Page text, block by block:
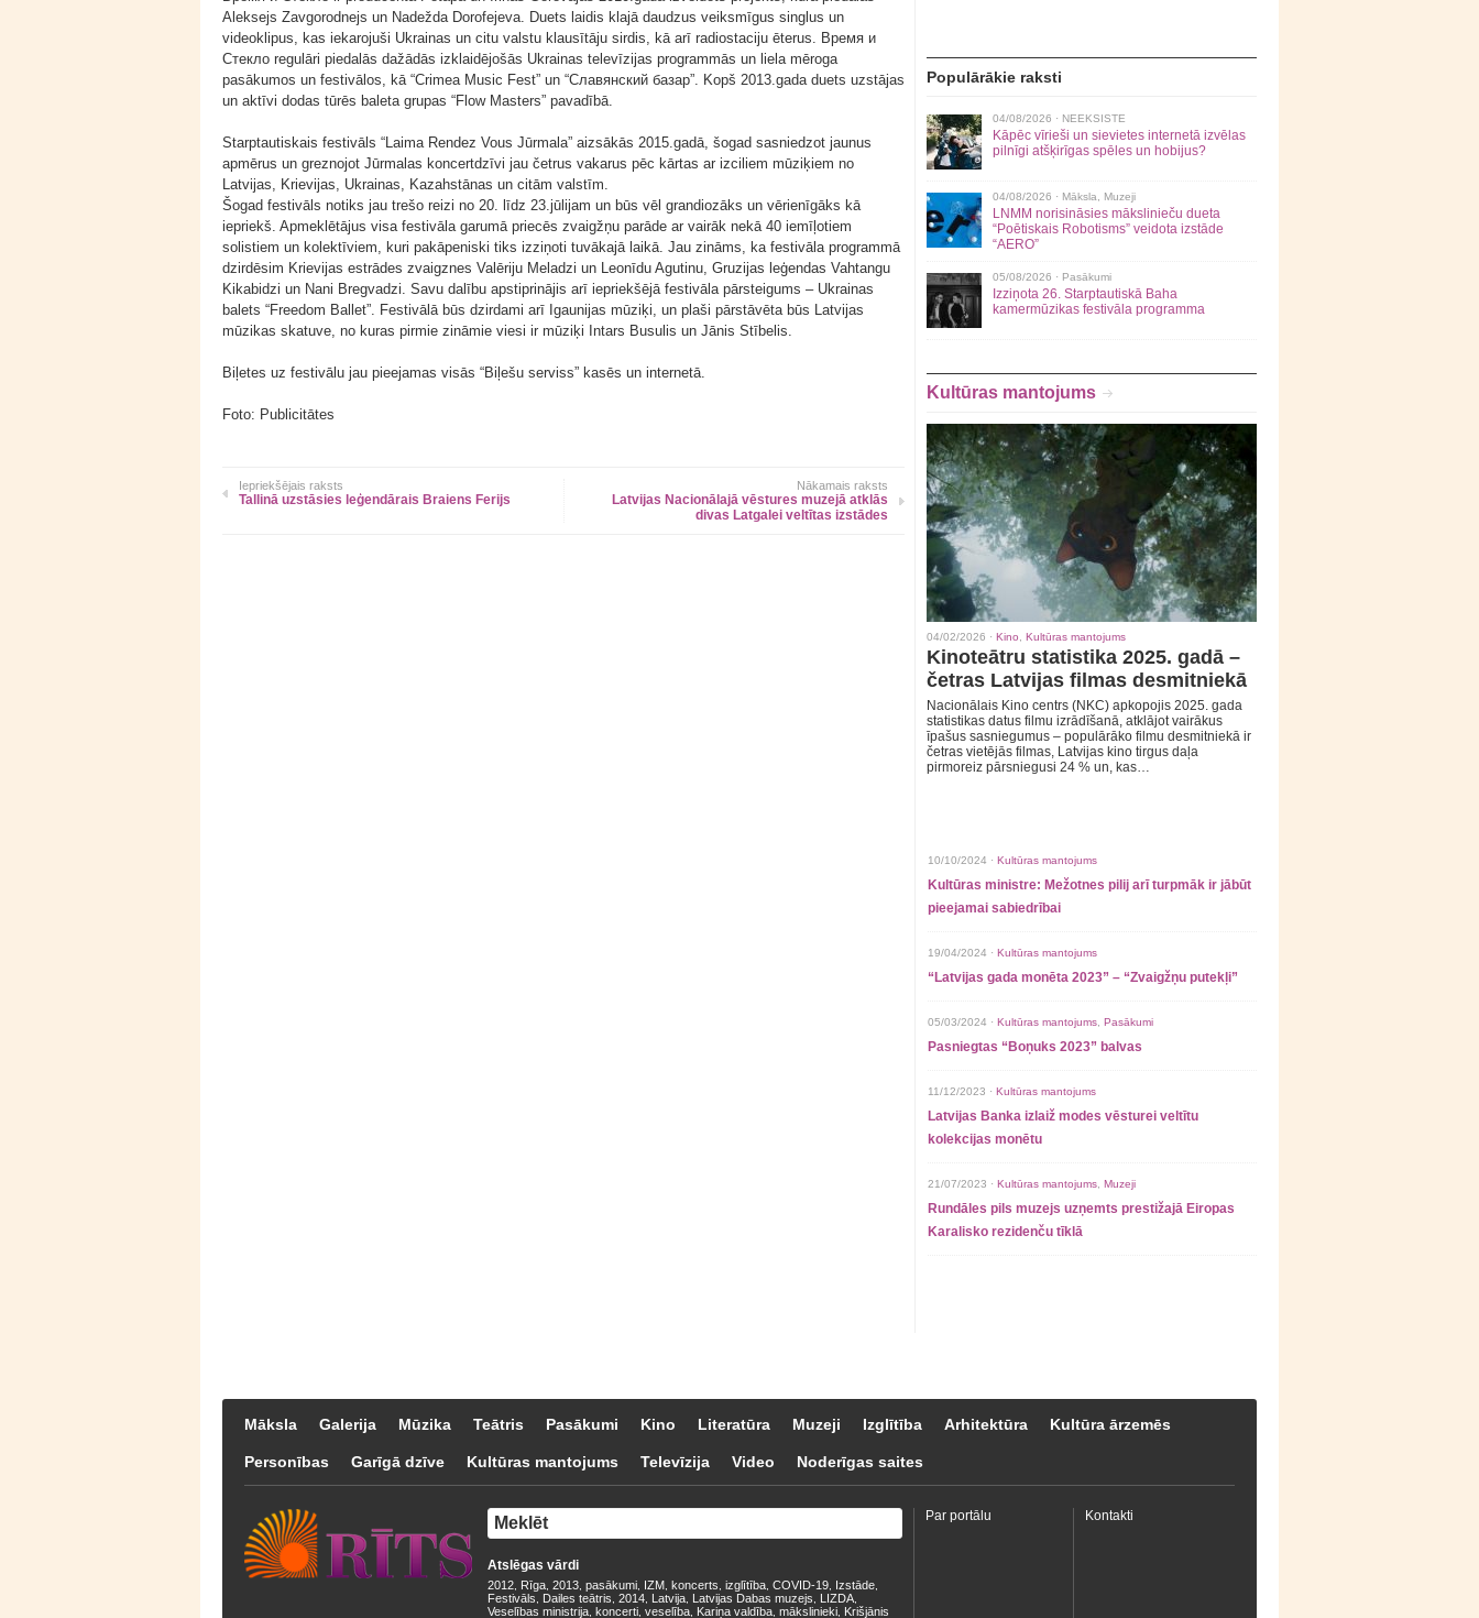
Aleksejs Zavgorodnejs un Nadežda Dorofejeva. Duets laidis klajā daudzus veiksmīgus singlus un
videoklipus, kas iekarojuši Ukrainas un citu valstu klausītāju sirdis, kā arī radiostaciju ēterus. Время и
Стекло regulāri piedalās dažādās izklaidējošās Ukrainas televīzijas programmās un liela mēroga
pasākumos un festivālos, kā “Crimea Music Fest” un “Славянский базар”. Kopš 2013.gada duets uzstājas
un aktīvi dodas tūrēs baleta grupas “Flow Masters” pavadībā.
Starptautiskais festivāls “Laima Rendez Vous Jūrmala” aizsākās 2015.gadā, šogad sasniedzot jaunus
apmērus un greznojot Jūrmalas koncertdzīvi jau četrus vakarus pēc kārtas ar izciliem mūziķiem no
Latvijas, Krievijas, Ukrainas, Kazahstānas un citām valstīm.
Šogad festivāls notiks jau trešo reizi no 20. līdz 23.jūlijam un būs vēl grandiozāks un vērienīgāks kā
iepriekš. Apmeklētājus visa festivāla garumā priecēs zvaigžņu parāde ar vairāk nekā 40 iemīļotiem
solistiem un kolektīviem, kuri pakāpeniski tiks izziņoti tuvākajā laikā. Jau zināms, ka festivāla programmā
dzirdēsim Krievijas estrādes zvaigznes Valēriju Meladzi un Leonīdu Agutinu, Gruzijas leģendas Vahtangu
Kikabidzi un Nani Bregvadzi. Savu dalību apstiprinājis arī iepriekšējā festivāla pārsteigums – Ukrainas
balets “Freedom Ballet”. Festivālā būs dzirdami arī Igaunijas mūziķi, un plaši pārstāvēta būs Latvijas
mūzikas skatuve, no kuras pirmie zināmie viesi ir mūziķi Intars Busulis un Jānis Stībelis.
Biļetes uz festivālu jau pieejamas visās “Biļešu serviss” kasēs un internetā.
Foto: Publicitātes
Iepriekšējais raksts
Tallinā uzstāsies leģendārais Braiens Ferijs
Nākamais raksts
Latvijas Nacionālajā vēstures muzejā atklās
divas Latgalei veltītas izstādes
Populārākie raksti
04/08/2026 · NEEKSISTE
Kāpēc vīrieši un sievietes internetā izvēlas
pilnīgi atšķirīgas spēles un hobijus?
04/08/2026 · Māksla Muzeji
LNMM norisināsies mākslinieču dueta
“Poētiskais Robotisms” veidota izstāde
“AERO”
05/08/2026 · Pasākumi
Izziņota 26. Starptautiskā Baha
kamermūzikas festivāla programma
Kultūras mantojums
04/02/2026 · Kino Kultūras mantojums
Kinoteātru statistika 2025. gadā –
četras Latvijas filmas desmitniekā
Nacionālais Kino centrs (NKC) apkopojis 2025. gada
statistikas datus filmu izrādīšanā, atklājot vairākus
īpašus sasniegumus – populārāko filmu desmitniekā ir
četras vietējās filmas, Latvijas kino tirgus daļa
pirmoreiz pārsniegusi 24 % un, kas…
10/10/2024 · Kultūras mantojums
Kultūras ministre: Mežotnes pilij arī turpmāk ir jābūt
pieejamai sabiedrībai
19/04/2024 · Kultūras mantojums
“Latvijas gada monēta 2023” – “Zvaigžņu putekļi”
05/03/2024 · Kultūras mantojums Pasākumi
Pasniegtas “Boņuks 2023” balvas
11/12/2023 · Kultūras mantojums
Latvijas Banka izlaiž modes vēsturei veltītu
kolekcijas monētu
21/07/2023 · Kultūras mantojums Muzeji
Rundāles pils muzejs uzņemts prestižajā Eiropas
Karalisko rezidenču tīklā
Māksla Galerija Mūzika Teātris Pasākumi Kino Literatūra Muzeji Izglītība Arhitektūra Kultūra ārzemēs
Personības Garīgā dzīve Kultūras mantojums Televīzija Video Noderīgas saites
Atslēgas vārdi
2012 Rīga 2013 pasākumi IZM koncerts izglītība COVID-19 Izstāde
Festivāls Dailes teātris 2014 Latvija Latvijas Dabas muzejs LIZDA
Veselības ministrija koncerti veselība Kariņa valdība mākslinieki Krišjānis
Par portālu Kontakti